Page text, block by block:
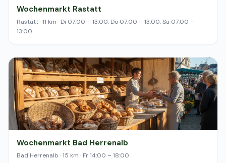
Wochenmarkt Rastatt
Rastatt · 11 km · Di 07:00 – 13:00, Do 07:00 – 13:00, Sa 07:00 –
13:00
Wochenmarkt Bad Herrenalb
Bad Herrenalb · 15 km · Fr 14:00 – 18:00